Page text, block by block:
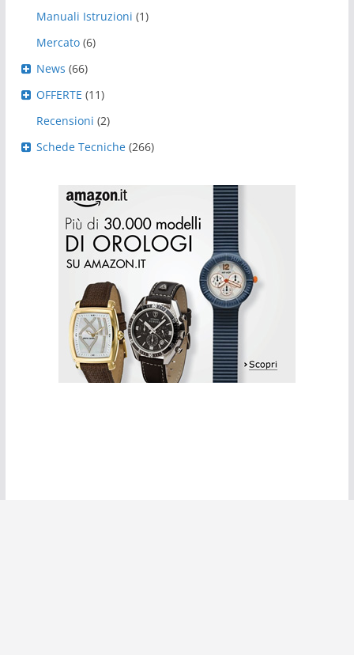
Manuali Istruzioni (1)
Mercato (6)
News (66)
OFFERTE (11)
Recensioni (2)
Schede Tecniche (266)